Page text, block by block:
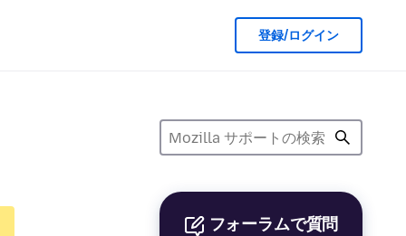
登録/ログイン
フォーラムで質問